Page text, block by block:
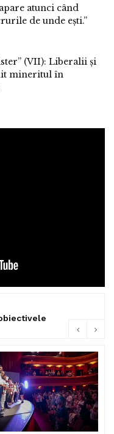
atunci când
de unde ești.”
(VII): Liberalii și
mineritul în